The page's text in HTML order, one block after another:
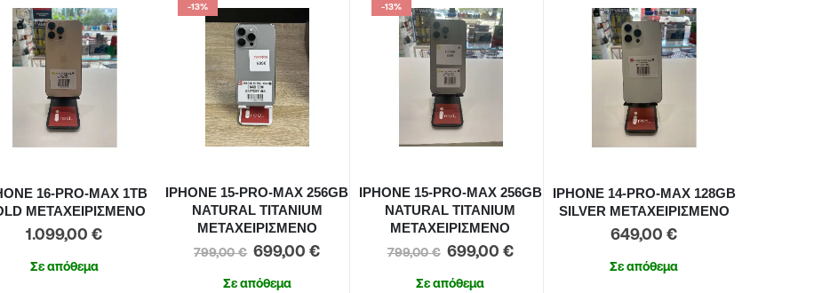
16-PRO-MAX 1TB
ΜΕΤΑΧΕΙΡΙΣΜΕΝΟ
1.099,00€
Σε απόθεμα
-13%
IPHONE 15-PRO-MAX 256GB
NATURAL TITANIUM
ΜΕΤΑΧΕΙΡΙΣΜΕΝΟ
799,00€ 699,00€
Σε απόθεμα
-13%
IPHONE 15-PRO-MAX 256GB
NATURAL TITANIUM
ΜΕΤΑΧΕΙΡΙΣΜΕΝΟ
799,00€ 699,00 €
Σε απόθεμα
IPHONE 14-PRO-MAX 128GB
SILVER ΜΕΤΑΧΕΙΡΙΣΜΕΝΟ
649,00€
Σε απόθεμα